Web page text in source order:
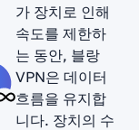
가 장치로 인해
속도를 제한하
는 동안, 블랑
VPN은 데이터
흐름을 유지합
니다. 장치의 수